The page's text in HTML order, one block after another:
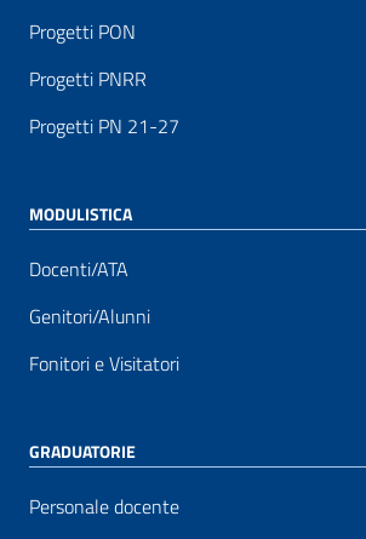
Progetti PON
Progetti PNRR
Progetti PN 21-27
MODULISTICA
Docenti/ATA
Genitori/Alunni
Fonitori e Visitatori
GRADUATORIE
Personale docente